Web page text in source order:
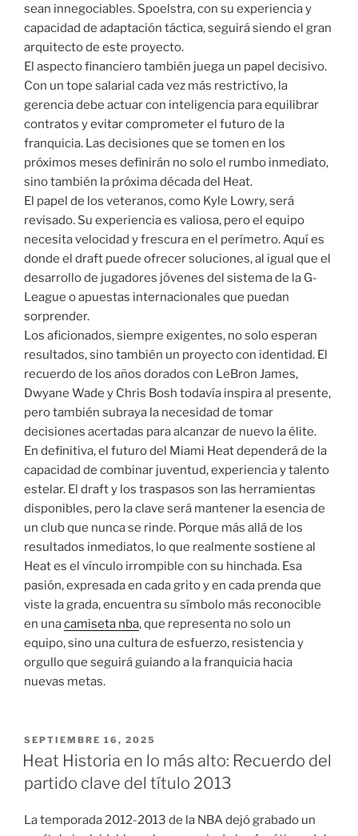
sean innegociables. Spoelstra, con su experiencia y
capacidad de adaptación táctica, seguirá siendo el gran
arquitecto de este proyecto.
El aspecto financiero también juega un papel decisivo.
Con un tope salarial cada vez más restrictivo, la
gerencia debe actuar con inteligencia para equilibrar
contratos y evitar comprometer el futuro de la
franquicia. Las decisiones que se tomen en los
próximos meses definirán no solo el rumbo inmediato,
sino también la próxima década del Heat.
El papel de los veteranos, como Kyle Lowry, será
revisado. Su experiencia es valiosa, pero el equipo
necesita velocidad y frescura en el perímetro. Aquí es
donde el draft puede ofrecer soluciones, al igual que el
desarrollo de jugadores jóvenes del sistema de la G-
League o apuestas internacionales que puedan
sorprender.
Los aficionados, siempre exigentes, no solo esperan
resultados, sino también un proyecto con identidad. El
recuerdo de los años dorados con LeBron James,
Dwyane Wade y Chris Bosh todavía inspira al presente,
pero también subraya la necesidad de tomar
decisiones acertadas para alcanzar de nuevo la élite.
En definitiva, el futuro del Miami Heat dependerá de la
capacidad de combinar juventud, experiencia y talento
estelar. El draft y los traspasos son las herramientas
disponibles, pero la clave será mantener la esencia de
un club que nunca se rinde. Porque más allá de los
resultados inmediatos, lo que realmente sostiene al
Heat es el vínculo irrompible con su hinchada. Esa
pasión, expresada en cada grito y en cada prenda que
viste la grada, encuentra su símbolo más reconocible
en unacamiseta nba, que representa no solo un
equipo, sino una cultura de esfuerzo, resistencia y
orgullo que seguirá guiando a la franquicia hacia
nuevas metas.
PUBLICADO
EL
SEPTIEMBRE 16, 2025
Heat Historia en lo más alto: Recuerdo del
partido clave del título 2013
La temporada 2012-2013 de la NBA dejó grabado un